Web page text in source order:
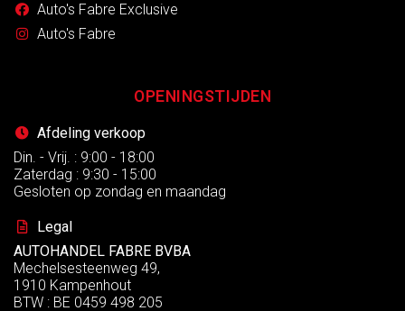
Auto's Fabre Exclusive
Auto's Fabre
OPENINGSTIJDEN
Afdeling verkoop
Din. - Vrij. : 9:00 - 18:00
Zaterdag : 9:30 - 15:00
Gesloten op zondag en maandag
Legal
AUTOHANDEL FABRE BVBA
Mechelsesteenweg 49,
1910 Kampenhout
BTW : BE 0459 498 205